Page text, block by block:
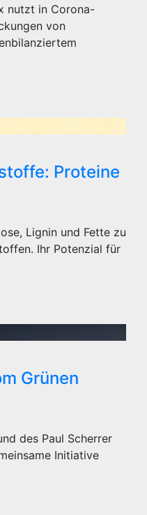
nutzt in Corona-
von
Proteine
Lignin und Fette zu
Ihr Potenzial für
Grünen
des Paul Scherrer
Initiative